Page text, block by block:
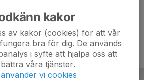
kakor
av kakor (cookies) för att vår
bra för dig. De används
i syfte att hjälpa oss att
våra tjänster.
vi cookies